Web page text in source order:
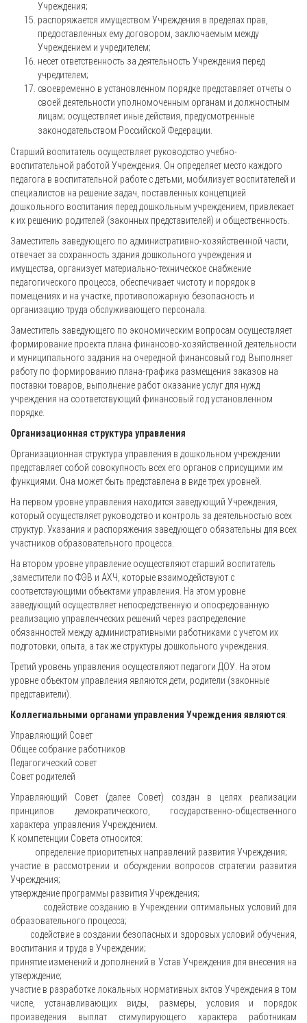
Учреждения;
распоряжается имуществом Учреждения в пределах прав,
предоставленных ему договором, заключаемым между
Учреждением и учредителем;
несет ответственность за деятельность Учреждения перед
учредителем;
своевременно в установленном порядке представляет отчеты о
своей деятельности уполномоченным органам и должностным
лицам; осуществляет иные действия, предусмотренные
законодательством Российской Федерации.
Старший воспитатель осуществляет руководство учебно-
воспитательной работой Учреждения. Он определяет место каждого
педагога в воспитательной работе с детьми, мобилизует воспитателей и
специалистов на решение задач, поставленных концепцией
дошкольного воспитания перед дошкольным учреждением, привлекает
к их решению родителей (законных представителей) и общественность.
Заместитель заведующего по административно-хозяйственной части,
отвечает за сохранность здания дошкольного учреждения и
имущества, организует материально-техническое снабжение
педагогического процесса, обеспечивает чистоту и порядок в
помещениях и на участке, противопожарную безопасность и
организацию труда обслуживающего персонала.
Заместитель заведующего по экономическим вопросам осуществляет
формирование проекта плана финансово-хозяйственной деятельности
и муниципального задания на очередной финансовый год. Выполняет
работу по формированию плана-графика размещения заказов на
поставки товаров, выполнение работ оказание услуг для нужд
учреждения на соответствующий финансовый год установленном
порядке.
Организационная структура управления
Организационная структура управления в дошкольном учреждении
представляет собой совокупность всех его органов с присущими им
функциями. Она может быть представлена в виде трех уровней.
На первом уровне управления находится заведующий Учреждения,
который осуществляет руководство и контроль за деятельностью всех
структур. Указания и распоряжения заведующего обязательны для всех
участников образовательного процесса.
На втором уровне управление осуществляют старший воспитатель
,заместители по ФЭВ и АХЧ, которые взаимодействуют с
соответствующими объектами управления. На этом уровне
заведующий осуществляет непосредственную и опосредованную
реализацию управленческих решений через распределение
обязанностей между административными работниками с учетом их
подготовки, опыта, а так же структуры дошкольного учреждения.
Третий уровень управления осуществляют педагоги ДОУ. На этом
уровне объектом управления являются дети, родители (законные
представители).
Коллегиальными органами управления Учреждения являются:
Управляющий Совет
Общее собрание работников
Педагогический совет
Совет родителей
Управляющий Совет (далее Совет) создан в целях реализации
принципов демократического, государственно-общественного
характера управления Учреждением.
К компетенции Совета относится:
определение приоритетных направлений развития Учреждения;
участие в рассмотрении и обсуждении вопросов стратегии развития
Учреждения;
утверждение программы развития Учреждения;
содействие созданию в Учреждении оптимальных условий для
образовательного процесса;
содействие в создании безопасных и здоровых условий обучения,
воспитания и труда в Учреждении;
принятие изменений и дополнений в Устав Учреждения для внесения на
утверждение;
участие в разработке локальных нормативных актов Учреждения в том
числе, устанавливающих виды, размеры, условия и порядок
произведения выплат стимулирующего характера работникам